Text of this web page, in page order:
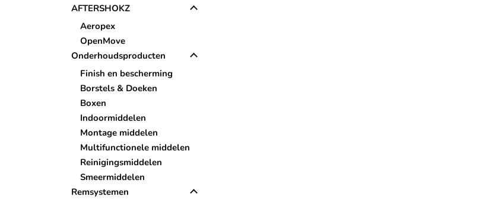
AFTERSHOKZ
Aeropex
OpenMove
Onderhoudsproducten
Finish en bescherming
Borstels & Doeken
Boxen
Indoormiddelen
Montage middelen
Multifunctionele middelen
Reinigingsmiddelen
Smeermiddelen
Remsystemen